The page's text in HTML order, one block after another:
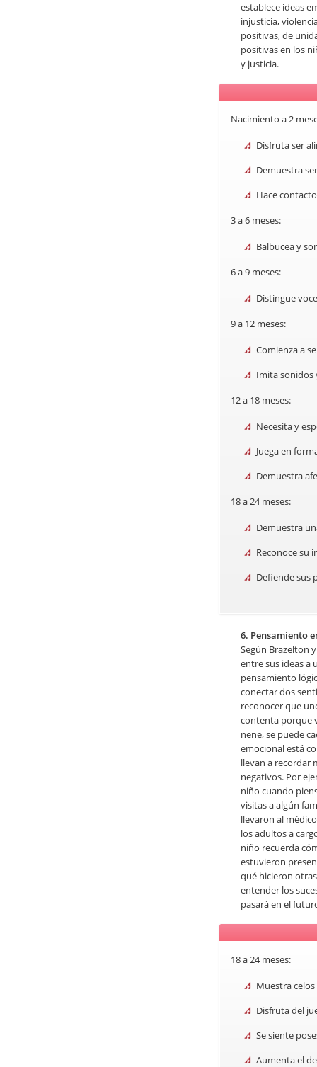
establece ideas
injusticia,
positivas, de
positivas en los
y justicia.
Nacimiento a 2
Disfruta ser
Demuestra
Hace
3 a 6 meses:
Balbucea y
6 a 9 meses:
Distingue
9 a 12 meses:
Comienza a
Imita sonidos
12 a 18 meses:
Necesita y
Juega en
Demuestra
18 a 24 meses:
Demuestra
Reconoce su
Defiende sus
6. Pensamiento
Según Brazelton
entre sus ideas a
pensamiento
conectar dos
reconocer que
contenta porque
nene, se puede
emocional está
llevan a recordar
negativos. Por
niño cuando
visitas a algún
llevaron al
los adultos a
niño recuerda
estuvieron
qué hicieron
entender los
pasará en el
18 a 24 meses:
Muestra
Disfruta del
Se siente
Aumenta el